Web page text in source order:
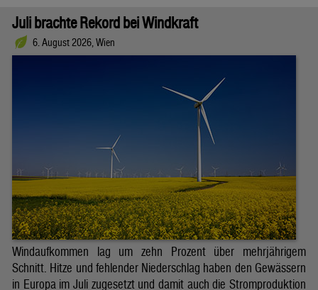
Juli brachte Rekord bei Windkraft
6. August 2026, Wien
Windaufkommen lag um zehn Prozent über mehrjährigem
Schnitt. Hitze und fehlender Niederschlag haben den Gewässern
in Europa im Juli zugesetzt und damit auch die Stromproduktion